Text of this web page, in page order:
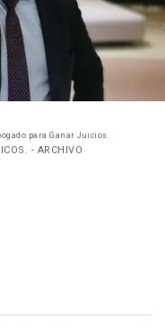
para Ganar Juicios.
- ARCHIVO